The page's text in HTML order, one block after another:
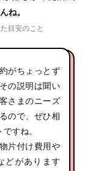
ね。
目安のこと
がちょっとず
の説明は聞い
さまのニーズ
ので、ぜひ相
すね。
片付け費用や
どがあります